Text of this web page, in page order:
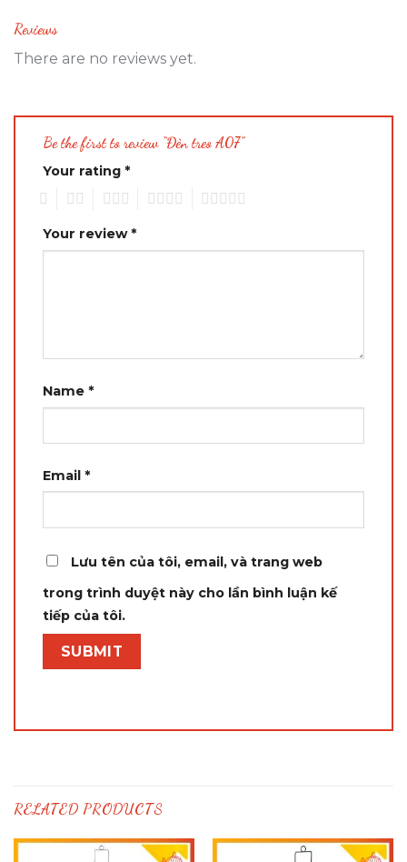
Reviews
There are no reviews yet.
Be the first to review “Đèn treo A07”
Your rating *
Your review*
Name *
Email *
Lưu tên của tôi, email, và trang web
trong trình duyệt này cho lần bình luận kế
tiếp của tôi.
RELATED PRODUCTS